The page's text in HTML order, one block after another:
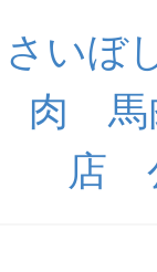
さいぼ
肉 馬
店